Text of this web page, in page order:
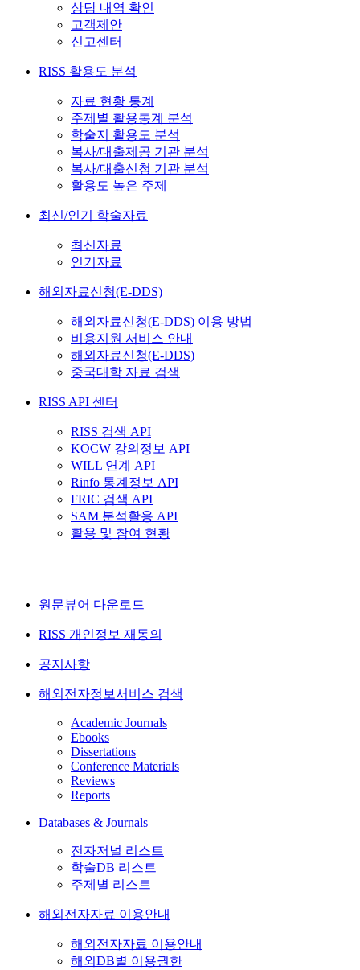
상담 내역 확인
고객제안
신고센터
RISS 활용도 분석
자료 현황 통계
주제별 활용통계 분석
학술지 활용도 분석
복사/대출제공 기관 분석
복사/대출신청 기관 분석
활용도 높은 주제
최신/인기 학술자료
최신자료
인기자료
해외자료신청(E-DDS)
해외자료신청(E-DDS) 이용 방법
비용지원 서비스 안내
해외자료신청(E-DDS)
중국대학 자료 검색
RISS API 센터
RISS 검색 API
KOCW 강의정보 API
WILL 연계 API
Rinfo 통계정보 API
FRIC 검색 API
SAM 분석활용 API
활용 및 참여 현황
원문뷰어 다운로드
RISS 개인정보 재동의
공지사항
해외전자정보서비스 검색
Academic Journals
Ebooks
Dissertations
Conference Materials
Reviews
Reports
Databases & Journals
전자저널 리스트
학술DB 리스트
주제별 리스트
해외전자자료 이용안내
해외전자자료 이용안내
해외DB별 이용권한